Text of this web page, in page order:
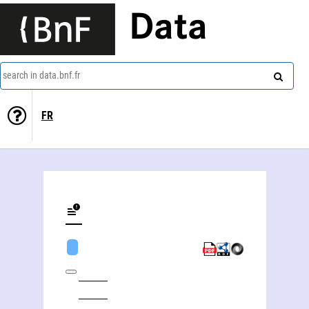
Data
search in data.bnf.fr
FR